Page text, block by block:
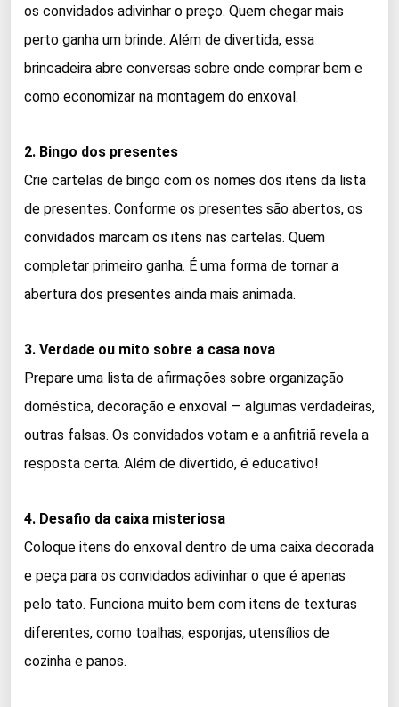
os convidados adivinhar o preço. Quem chegar mais
perto ganha um brinde. Além de divertida, essa
brincadeira abre conversas sobre onde comprar bem e
como economizar na montagem do enxoval.
2. Bingo dos presentes
Crie cartelas de bingo com os nomes dos itens da lista
de presentes. Conforme os presentes são abertos, os
convidados marcam os itens nas cartelas. Quem
completar primeiro ganha. É uma forma de tornar a
abertura dos presentes ainda mais animada.
3. Verdade ou mito sobre a casa nova
Prepare uma lista de afirmações sobre organização
doméstica, decoração e enxoval — algumas verdadeiras,
outras falsas. Os convidados votam e a anfitriã revela a
resposta certa. Além de divertido, é educativo!
4. Desafio da caixa misteriosa
Coloque itens do enxoval dentro de uma caixa decorada
e peça para os convidados adivinhar o que é apenas
pelo tato. Funciona muito bem com itens de texturas
diferentes, como toalhas, esponjas, utensílios de
cozinha e panos.